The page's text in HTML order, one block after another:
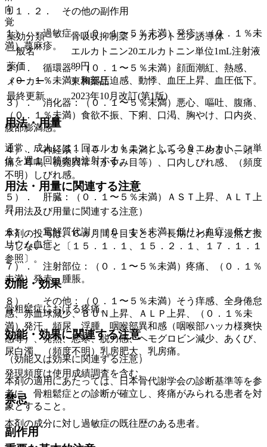
１１．２． その他の副作用
１）． 過敏症：（０．１〜５％未満）発疹、（０．１％未
満）蕁麻疹。
２）． 循環器：（０．１〜５％未満）顔面潮紅、熱感、
（０．１％未満）胸部圧迫感、動悸、血圧上昇、血圧低下。
３）． 消化器：（０．１〜５％未満）悪心、嘔吐、腹痛、
（０．１％未満）食欲不振、下痢、口渇、胸やけ、口内炎、
腹部膨満感。
４）． 神経系：（０．１％未満）ふらつき、めまい、頭
痛、耳鳴、視覚異常（かすみ目等）、口内しびれ感、（頻度
不明）しびれ感。
５）． 肝臓：（０．１〜５％未満）ＡＳＴ上昇、ＡＬＴ上
昇。
６）． 電解質代謝：（０．１％未満）低リン血症、低ナト
リウム血症。
７）． 注射部位：（０．１〜５％未満）疼痛、（０．１％
未満）発赤、腫脹。
８）． その他：（０．１〜５％未満）そう痒感、全身倦怠
感、赤血球減少、ＢＵＮ上昇、ＡＬＰ上昇、（０．１％未
満）発汗、頻尿、浮腫、咽喉部異和感（咽喉部ハッカ様爽快
感等）、発熱、悪寒、脱力感、ヘモグロビン減少、あくび、
尿白濁、（頻度不明）乳房肥大、乳房痛。
発現頻度は使用成績調査を含む。
禁忌
本剤の成分に対し過敏症の既往歴のある患者。
向
覚
薬効分類
骨吸収抑制薬 > カルシトニン誘導体
一般名
エルカトニン20エルカトニン単位1mL注射液
薬価
89円
メーカー
東和薬品
最終更新
2023年10月改訂(第1版)
用法・用量
通常、成人には１回エルカトニンとして２０エルカトニン単
位を週１回筋肉内注射する。
用法・用量に関連する注意
（用法及び用量に関連する注意）
本剤の投与は、６ヵ月間を目安とし、長期にわたり漫然と投
与しないこと〔１５．１．１、１５．２．１、１７．１．１
参照〕。
効能・効果
骨粗鬆症における疼痛。
効能・効果に関連する注意
（効能又は効果に関連する注意）
本剤の適用にあたっては、日本骨代謝学会の診断基準等を参
考に、骨粗鬆症との診断が確立し、疼痛がみられる患者を対
象とすること。
副作用